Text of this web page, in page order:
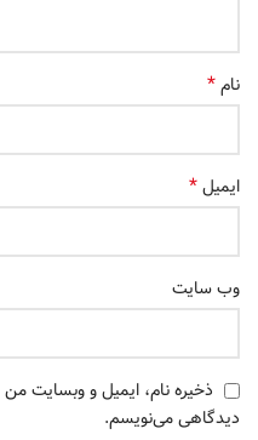
نام*
ایمیل*
وب‌ سایت
ذخیره نام، ایمیل و وبسایت من
دیدگاهی می‌نویسم.